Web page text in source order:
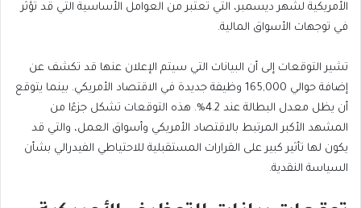
الأمريكية لشهر ديسمبر، التي تعتبر من العوامل الأساسية التي قد تؤثر
في توجهات الأسواق المالية.
تشير التوقعات إلى أن البيانات التي سيتم الإعلان عنها قد تكشف عن
إضافة حوالي 165,000 وظيفة جديدة في الاقتصاد الأمريكي. بينما يتوقع
أن يظل معدل البطالة عند 4.2%. هذه التوقعات تشكل جزءًا من
المشهد الأكبر المرتبط بالاقتصاد الأمريكي وأسواق العمل، والتي قد
يكون لها تأثير كبير على القرارات المستقبلية للاحتياطي الفيدرالي بشأن
السياسة النقدية.